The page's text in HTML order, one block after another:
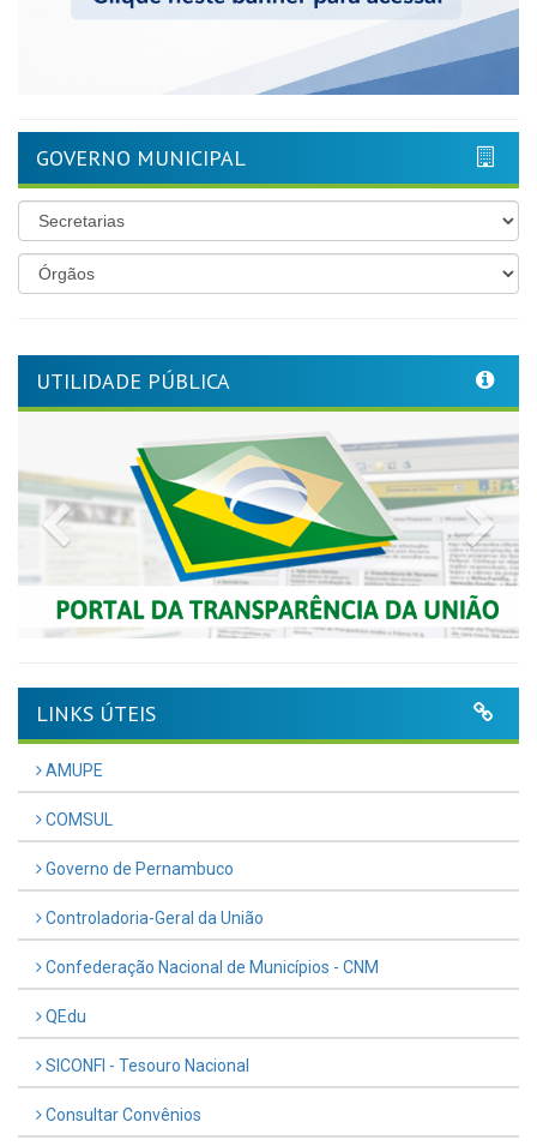
GOVERNO MUNICIPAL
UTILIDADE PÚBLICA
Previous
LINKS ÚTEIS
AMUPE
COMSUL
Governo de Pernambuco
Controladoria-Geral da União
Confederação Nacional de Municípios - CNM
QEdu
SICONFI - Tesouro Nacional
Consultar Convênios